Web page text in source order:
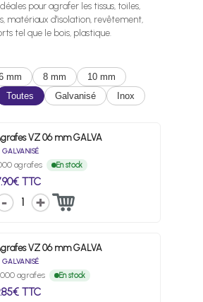
pour agrafer les tissus, toiles,
matériaux d'isolation, revêtement,
tel que le bois, plastique.
mm 8 mm
10 mm
Toutes Galvanisé Inox
VZ 06 mm GALVA
GALVANISÉ
agrafes En stock
TTC
1
VZ 06 mm GALVA
GALVANISÉ
agrafes En stock
TTC